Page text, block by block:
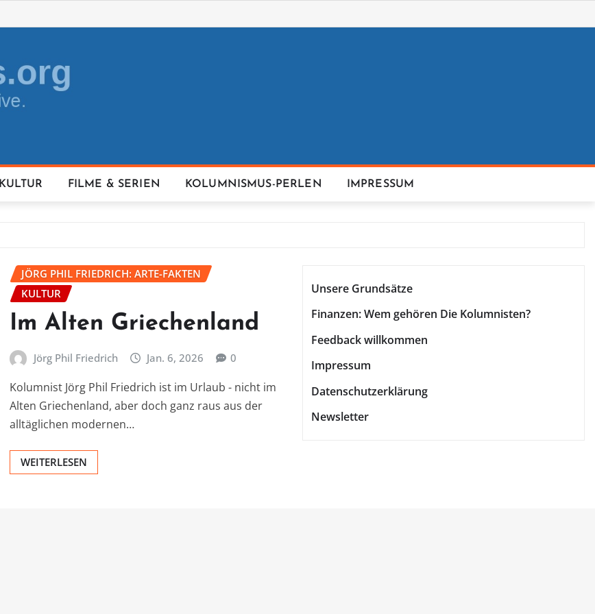
KULTUR FILME & SERIEN KOLUMNISMUS-PERLEN IMPRESSUM
JÖRG PHIL FRIEDRICH: ARTE-FAKTEN
KULTUR
Im Alten Griechenland
Jörg Phil Friedrich Jan. 6, 2026 0
Kolumnist Jörg Phil Friedrich ist im Urlaub - nicht im
Alten Griechenland, aber doch ganz raus aus der
alltäglichen modernen…
WEITERLESEN
Unsere Grundsätze
Finanzen: Wem gehören Die Kolumnisten?
Feedback willkommen
Impressum
Datenschutzerklärung
Newsletter